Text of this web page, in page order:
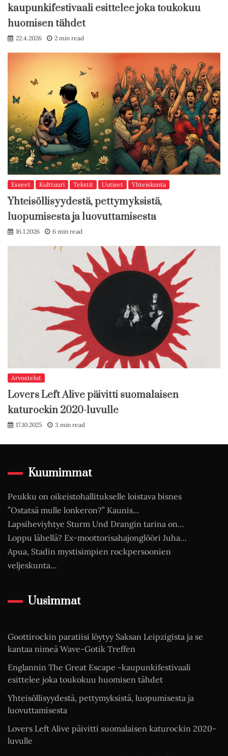
kaupunkifestivaali esittelee joka toukokuu
huomisen tähdet
22.4.2026 2 min read
Esseet Kulttuuri Tekstit Uutiset Yhteiskunta
Yhteisöllisyydestä, pettymyksistä,
luopumisesta ja luovuttamisesta
16.1.2026 6 min read
Arvostelut
Lovers Left Alive päivitti suomalaisen
katurockin 2020-luvulle
17.10.2025 3 min read
Kuumimmat
Peukku on oikeistohallitukselle loistava bisnes
”Ostatsä mulle lonkeron?” Kaunis…
Lapsiheviyhtye Sturm Und Drangin tarina on…
Loppu lähellä? Ex-moottorisahajonglööri Juha…
Apua, Stadin mystisimpien rockpersoonien
veljeskunta…
Uusimmat
Goottirockin paratiisi löytyy Saksan Leipzigista ja se
kantaa nimeä Wave-Gotik Treffen
Englannin The Great Escape -kaupunkifestivaali
esittelee joka toukokuu huomisen tähdet
Yhteisöllisyydestä, pettymyksistä, luopumisesta ja
luovuttamisesta
Lovers Left Alive päivitti suomalaisen katurockin 2020-
luvulle